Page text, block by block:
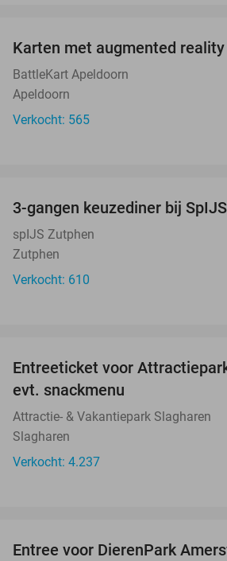
Karten met augmented
BattleKart Apeldoorn
Apeldoorn
Verkocht: 565
3-gangen keuzediner bij
spIJS Zutphen
Zutphen
Verkocht: 610
Entreeticket voor
evt. snackmenu
Attractie- & Vakantiepark Slagharen
Slagharen
Verkocht: 4.237
Entree voor DierenPark